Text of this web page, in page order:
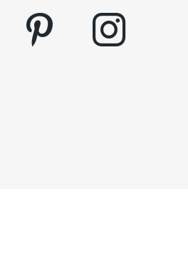
pinterest instagram